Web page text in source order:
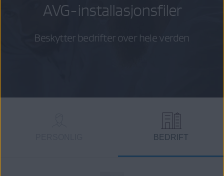
AVG-installasjonsfiler
Beskytter bedrifter over hele verden
BEDRIFT